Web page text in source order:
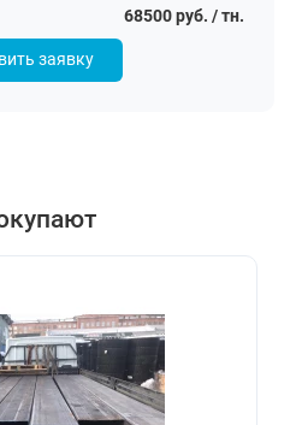
68500 руб. / тн.
заявку